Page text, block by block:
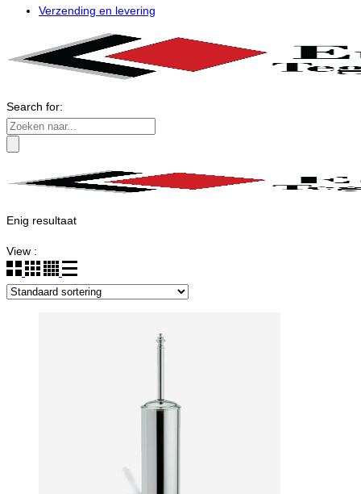
Verzending en levering
Search for:
Enig resultaat
View :